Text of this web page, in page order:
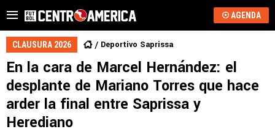
AGENDA
CLAUSURA 2026 Deportivo Saprissa
En la cara de Marcel Hernández: el
desplante de Mariano Torres que hace
arder la final entre Saprissa y
Herediano